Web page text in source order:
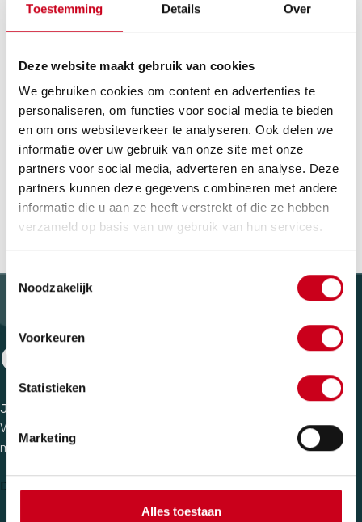
Toestemming Details Over
Deze website maakt gebruik van cookies
We gebruiken cookies om content en advertenties te
personaliseren, om functies voor social media te bieden
en om ons websiteverkeer te analyseren. Ook delen we
informatie over uw gebruik van onze site met onze
partners voor social media, adverteren en analyse. Deze
partners kunnen deze gegevens combineren met andere
informatie die u aan ze heeft verstrekt of die ze hebben
verzameld op basis van uw gebruik van hun services.
Toestemmingsselectie
Noodzakelijk
Voorkeuren
Statistieken
Marketing
Alles toestaan
het ideale materiaal. In opdracht van het Eindhovense
bij anderhalve meter, afgewerkt met polyurethaancoating.
Deze reuzesleutelhanger is de blikvanger bij evenementen
waar PHC de aandacht vraagt voor het werk van stichting
L’espoir. Zij maken handgeknoopte MonKi’s. Louter
vrijwilligerswerk. De complete verkoopopbrengst gaat naar
de stichting KiKa.
CONTACT
Jouw idee, onze creatie.
We luisteren graag naar jouw visie en gedachten. Deel je idee
met ons, en wij zorgen voor de rest.
Design & ArtBuilding & Infrastructure